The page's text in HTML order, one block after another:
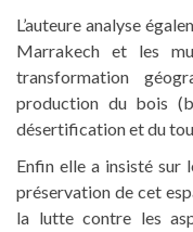
L’auteure analyse
Marrakech et les
transformation
production du bois
désertification et du
Enfin elle a insisté sur
préservation de cet
la lutte contre les